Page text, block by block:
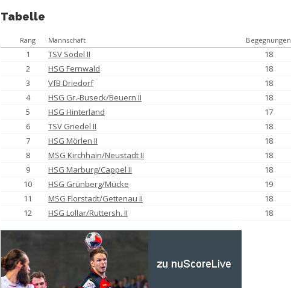
Tabelle
Rang Mannschaft Begegnungen
1 TSV Södel II 18
2
HSG Fernwald 18
3
VfB Driedorf 18
4
HSG Gr.-Buseck/Beuern II 18
5
HSG Hinterland 17
6
TSV Griedel II 18
7
HSG Mörlen II 18
8
MSG Kirchhain/Neustadt II 18
9
HSG Marburg/Cappel II 18
10
HSG Grünberg/Mücke 19
11
MSG Florstadt/Gettenau II 18
12
HSG Lollar/Ruttersh. II 18